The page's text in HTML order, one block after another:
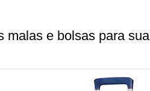
malas e bolsas para sua